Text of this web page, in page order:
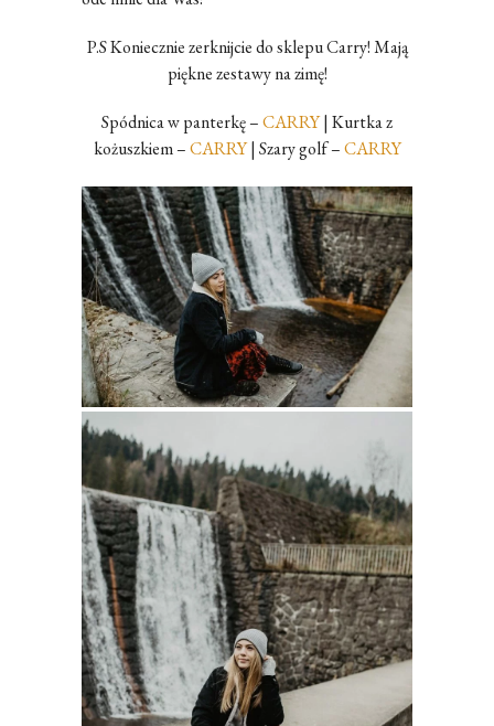
P.S Koniecznie zerknijcie do sklepu Carry! Mają
piękne zestawy na zimę!
Spódnica w panterkę –CARRY| Kurtka z
kożuszkiem –CARRY| Szary golf –CARRY